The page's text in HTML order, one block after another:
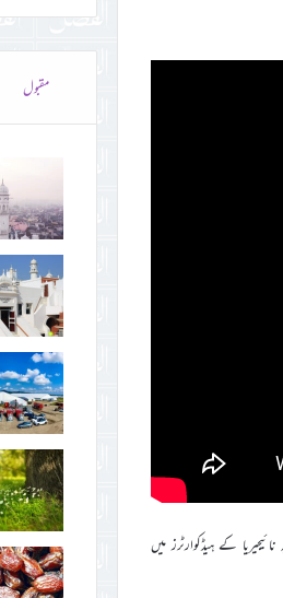
کا چوتھا نیشنل سالانہ اجتماع مورخہ ۱۱ تا ۱۳؍اپریل ۲۰۲۵ء جماعت احمدیہ نائیجیریا کے ہیڈکوارٹرز میں
مقبول